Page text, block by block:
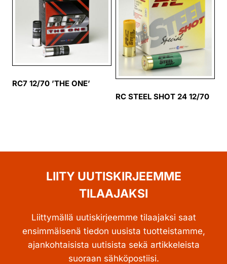
RC7 12/70 ’THE ONE’
RC STEEL SHOT 24 12/70
LIITY UUTISKIRJEEMME
TILAAJAKSI
Liittymällä uutiskirjeemme tilaajaksi saat
ensimmäisenä tiedon uusista tuotteistamme,
ajankohtaisista uutisista sekä artikkeleista
suoraan sähköpostiisi.